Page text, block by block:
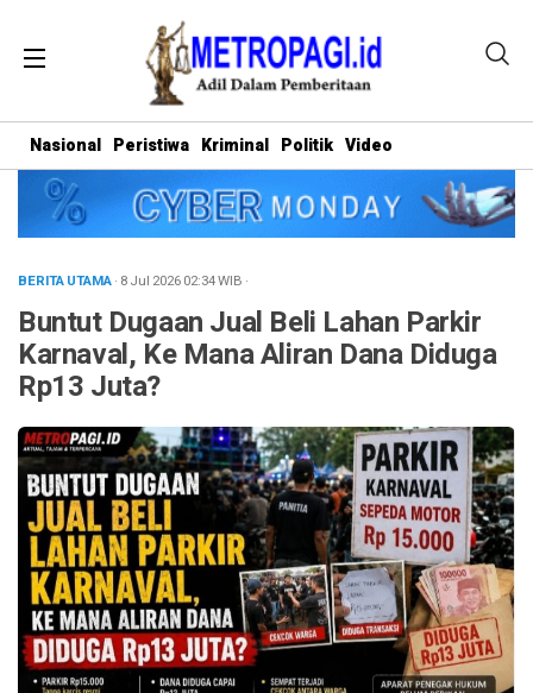
Nasional Peristiwa Kriminal Politik Video
BERITA UTAMA· 8 Jul 202602:34WIB ·
Buntut Dugaan Jual Beli Lahan Parkir
Karnaval, Ke Mana Aliran Dana Diduga
Rp13 Juta?